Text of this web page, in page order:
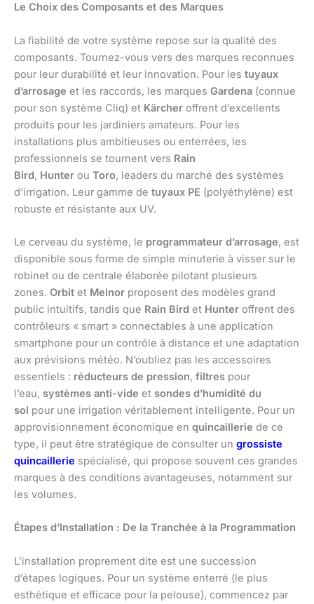
Le Choix des Composants et des Marques
La fiabilité de votre système repose sur la qualité des
composants. Tournez-vous vers des marques reconnues
pour leur durabilité et leur innovation. Pour les tuyaux
d’arrosage et les raccords, les marques Gardena (connue
pour son système Cliq) et Kärcher offrent d’excellents
produits pour les jardiniers amateurs. Pour les
installations plus ambitieuses ou enterrées, les
professionnels se tournent vers Rain
Bird, Hunter ou Toro, leaders du marché des systèmes
d’irrigation. Leur gamme de tuyaux PE (polyéthylène) est
robuste et résistante aux UV.
Le cerveau du système, le programmateur d’arrosage, est
disponible sous forme de simple minuterie à visser sur le
robinet ou de centrale élaborée pilotant plusieurs
zones. Orbit et Melnor proposent des modèles grand
public intuitifs, tandis que Rain Bird et Hunter offrent des
contrôleurs « smart » connectables à une application
smartphone pour un contrôle à distance et une adaptation
aux prévisions météo. N’oubliez pas les accessoires
essentiels : réducteurs de pression, filtres pour
l’eau, systèmes anti-vide et sondes d’humidité du
sol pour une irrigation véritablement intelligente. Pour un
approvisionnement économique en quincaillerie de ce
type, il peut être stratégique de consulter un grossiste
quincaillerie spécialisé, qui propose souvent ces grandes
marques à des conditions avantageuses, notamment sur
les volumes.
Étapes d’Installation : De la Tranchée à la Programmation
L’installation proprement dite est une succession
d’étapes logiques. Pour un système enterré (le plus
esthétique et efficace pour la pelouse), commencez par